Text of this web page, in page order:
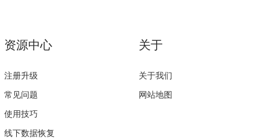
资源中心
注册升级
常见问题
使用技巧
线下数据恢复
关于
关于我们
网站地图